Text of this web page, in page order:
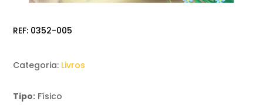
REF: 0352-005
Categoria: Livros
Tipo: Físico